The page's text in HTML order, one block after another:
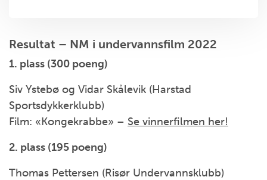
Resultat – NM i undervannsfilm 2022
1. plass (300 poeng)
Siv Ystebø og Vidar Skålevik (Harstad
Sportsdykkerklubb)
Film: «Kongekrabbe» – Se vinnerfilmen her!
2. plass (195 poeng)
Thomas Pettersen (Risør Undervannsklubb)